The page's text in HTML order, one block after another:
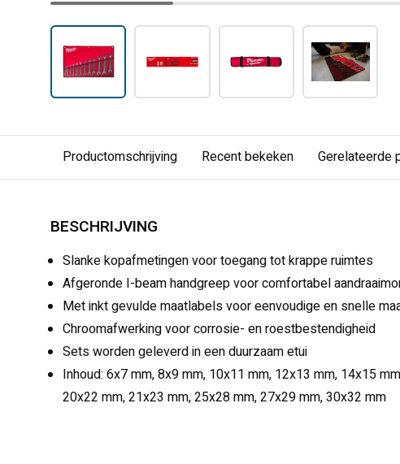
Productomschrijving Recent bekeken Gerelateerde
BESCHRIJVING
Slanke kopafmetingen voor toegang tot krappe ruimtes
Afgeronde I-beam handgreep voor comfortabel
Met inkt gevulde maatlabels voor eenvoudige en snelle
Chroomafwerking voor corrosie- en roestbestendigheid
Sets worden geleverd in een duurzaam etui
Inhoud: 6x7 mm, 8x9 mm, 10x11 mm, 12x13 mm, 14x15
20x22 mm, 21x23 mm, 25x28 mm, 27x29 mm, 30x32 mm